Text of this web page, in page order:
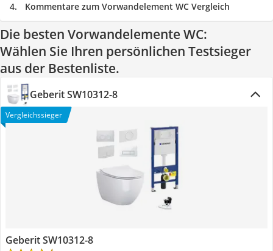
Kommentare zum Vorwandelement WC Vergleich
Die besten Vorwandelemente WC:
Wählen Sie Ihren persönlichen Testsieger
aus der Bestenliste.
Geberit SW10312-8
Vergleichssieger
Geberit SW10312-8